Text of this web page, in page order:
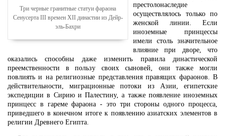
Три черные гранитные статуи фараона
Сенусерта III времен XII династии из Дейр-
эль-Бахри
престолонаследие
осуществлялось только по
женской линии. Если
иноземные принцессы
имели столь значительное
влияние при дворе, что
оказались способны даже изменить правила династической
преемственности в пользу своих сыновей, они также могли
повлиять и на религиозные представления правящих фараонов. В
действительности, миграционные потоки из Азии, египетские
экспедиции в Сирию и Палестину, а также появление иноземных
принцесс в гареме фараона - это три стороны одного процесса,
приведшего в конечном итоге к появлению азиатских элементов в
религии Древнего Египта.